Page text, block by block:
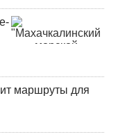
маршруты для